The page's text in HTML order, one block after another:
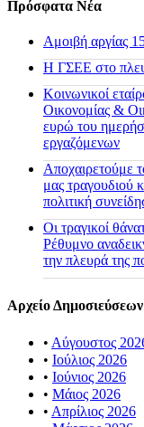
Πρόσφατα Νέα
Αμοιβή αργίας
H ΓΣΕΕ στο
Κοινωνικοί
Οικονομίας &
ευρώ του
εργαζόμενων
Αποχαιρετούμε
μας τραγουδιού
πολιτική
Οι τραγικοί
Ρέθυμνο
την πλευρά της
Αρχείο Δημοσιεύσεων
• Αύγουστος
• Ιούλιος 2026
• Ιούνιος 2026
• Μάιος 2026
• Απρίλιος 2026